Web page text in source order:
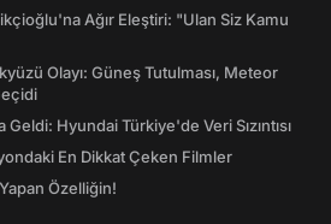
Ağır Eleştiri: "Ulan Siz Kamu
Olayı: Güneş Tutulması, Meteor
Geldi: Hyundai Türkiye'de Veri Sızıntısı
En Dikkat Çeken Filmler
Özelliğin!